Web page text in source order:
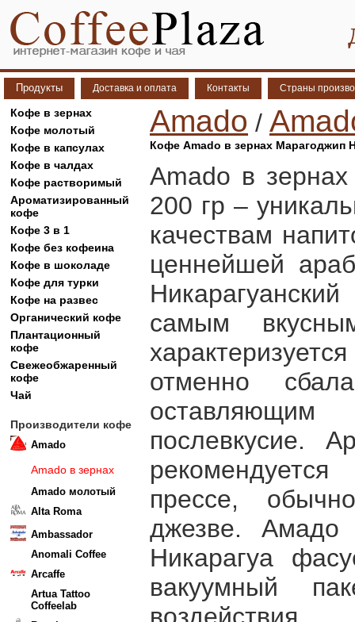
Продукты Доставка и оплата Контакты Страны
Кофе в зернах
Кофе молотый
Кофе в капсулах
Кофе в чалдах
Кофе растворимый
Ароматизированный
кофе
Кофе 3 в 1
Кофе без кофеина
Кофе в шоколаде
Кофе для турки
Кофе на развес
Органический кофе
Плантационный
кофе
Свежеобжаренный
кофе
Чай
Производители кофе
Amado
Amado в зернах
Amado молотый
Alta Roma
Ambassador
Anomali Coffee
Arcaffe
Artua Tattoo
Coffeelab
Amado /
Кофе Amado в зернах Марагоджип
Amado в
200 гр –
качествам
ценнейшей
самым
отменно
оставляющим
послевкусие.
прессе,
джезве. Амадо
Никарагуа
вакуумный